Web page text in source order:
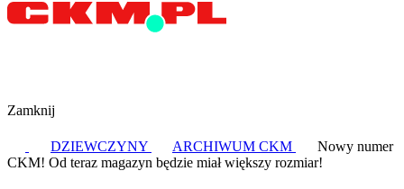
Zamknij
DZIEWCZYNY ARCHIWUM CKM
Nowy numer
CKM! Od teraz magazyn będzie miał większy rozmiar!